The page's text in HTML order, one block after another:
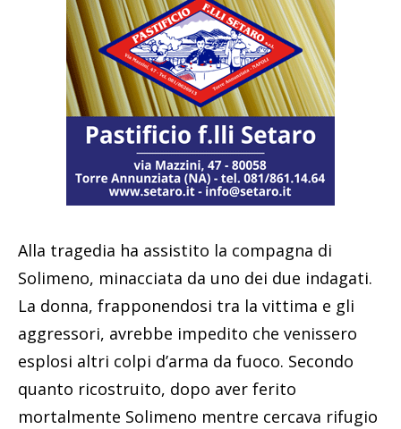
Alla tragedia ha assistito la compagna di
Solimeno, minacciata da uno dei due indagati.
La donna, frapponendosi tra la vittima e gli
aggressori, avrebbe impedito che venissero
esplosi altri colpi d’arma da fuoco. Secondo
quanto ricostruito, dopo aver ferito
mortalmente Solimeno mentre cercava rifugio